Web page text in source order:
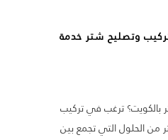
شتر 1886554 تركيب وتصليح شتر خدمة
ترغب في تركيب
من الحلول التي تجمع بين